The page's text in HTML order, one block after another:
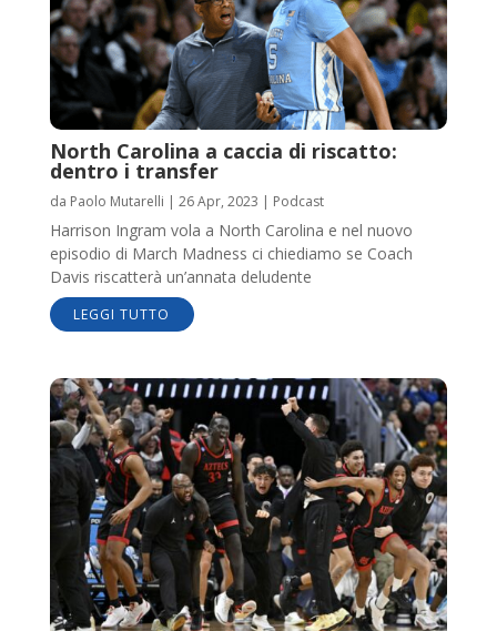
North Carolina a caccia di riscatto:
dentro i transfer
da Paolo Mutarelli | 26 Apr, 2023 | Podcast
Harrison Ingram vola a North Carolina e nel nuovo
episodio di March Madness ci chiediamo se Coach
Davis riscatterà un’annata deludente
LEGGI TUTTO